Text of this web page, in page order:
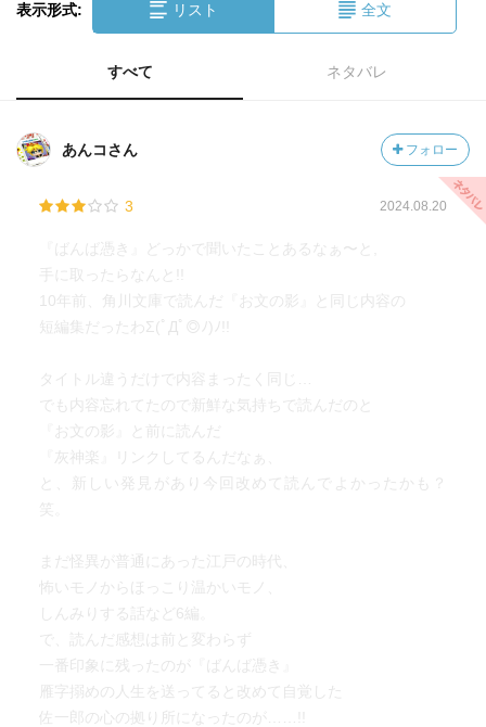
表示形式: リスト 全文
すべて ネタバレ
あんコさん フォロー
3 2024.08.20
『ばんば憑き』どっかで聞いたことあるなぁ〜と,
手に取ったらなんと!!
10年前、角川文庫で読んだ『お文の影』と同じ内容の
短編集だったわΣ(ﾟДﾟ◎ﾉ)ﾉ!!
タイトル違うだけで内容まったく同じ…
でも内容忘れてたので新鮮な気持ちで読んだのと
『お文の影』と前に読んだ
『灰神楽』リンクしてるんだなぁ、
と、新しい発見があり今回改めて読んでよかったかも？
笑。
まだ怪異が普通にあった江戸の時代、
怖いモノからほっこり温かいモノ、
しんみりする話など6編。
で、読んだ感想は前と変わらず
一番印象に残ったのが『ばんば憑き』
雁字搦めの人生を送ってると改めて自覚した
佐一郎の心の拠り所になったのが……!!